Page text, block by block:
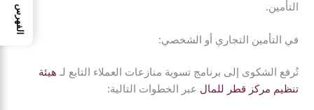
التأمين.
في التأمين التجاري أو الشخصي:
تُرفع الشكوى إلى برنامج تسوية منازعات العملاء التابع لـ هيئة
تنظيم مركز قطر للمال عبر الخطوات التالية:
الفهرس